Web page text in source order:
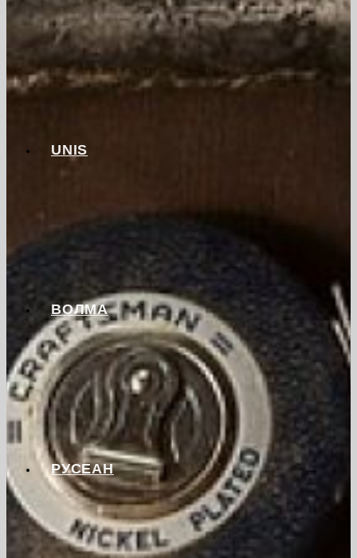
UNIS
ВОЛМА
РУСЕАН